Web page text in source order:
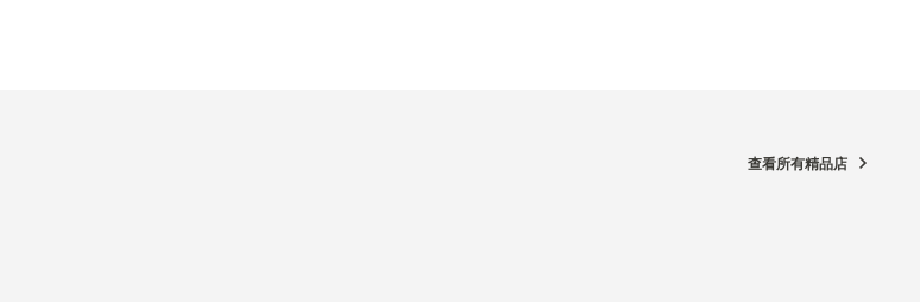
查看所有精品店